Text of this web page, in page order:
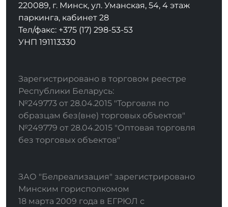
220089, г. Минск, ул. Уманская, 54, 4 этаж
паркинга, кабинет 28
Тел/факс: +375 (17) 298-53-53
УНП 191113330
Зарегистрировано в торговом реестре
Республики Беларусь:
№249773 от 28.04.2015 "Торговля по
образцам без(вне) торговых объектов"
№249779 от 28.04.2015 "Оптовая торговля
без торговых объектов"
ЗАО "Белреализация" зарегистрировано
Минским горисполкомом
18 марта 2009 года в ЕГРЮЛ с